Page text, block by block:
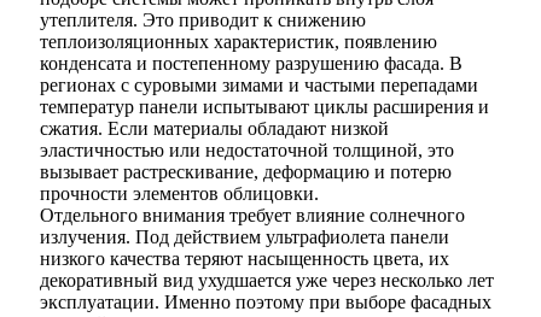
утеплителя. Это приводит к снижению
теплоизоляционных характеристик, появлению
конденсата и постепенному разрушению фасада. В
регионах с суровыми зимами и частыми перепадами
температур панели испытывают циклы расширения и
сжатия. Если материалы обладают низкой
эластичностью или недостаточной толщиной, это
вызывает растрескивание, деформацию и потерю
прочности элементов облицовки.
Отдельного внимания требует влияние солнечного
излучения. Под действием ультрафиолета панели
низкого качества теряют насыщенность цвета, их
декоративный вид ухудшается уже через несколько лет
эксплуатации. Именно поэтому при выборе фасадных